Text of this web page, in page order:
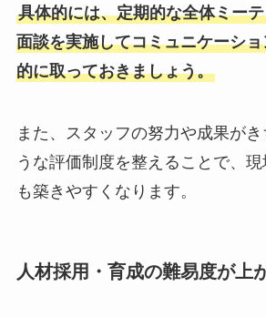
具体的には、定期的な全体ミー
面談を実施してコミュニケーシ
的に取っておきましょう。
また、スタッフの努力や成果が
うな評価制度を整えることで、
も築きやすくなります。
人材採用・育成の難易度が上